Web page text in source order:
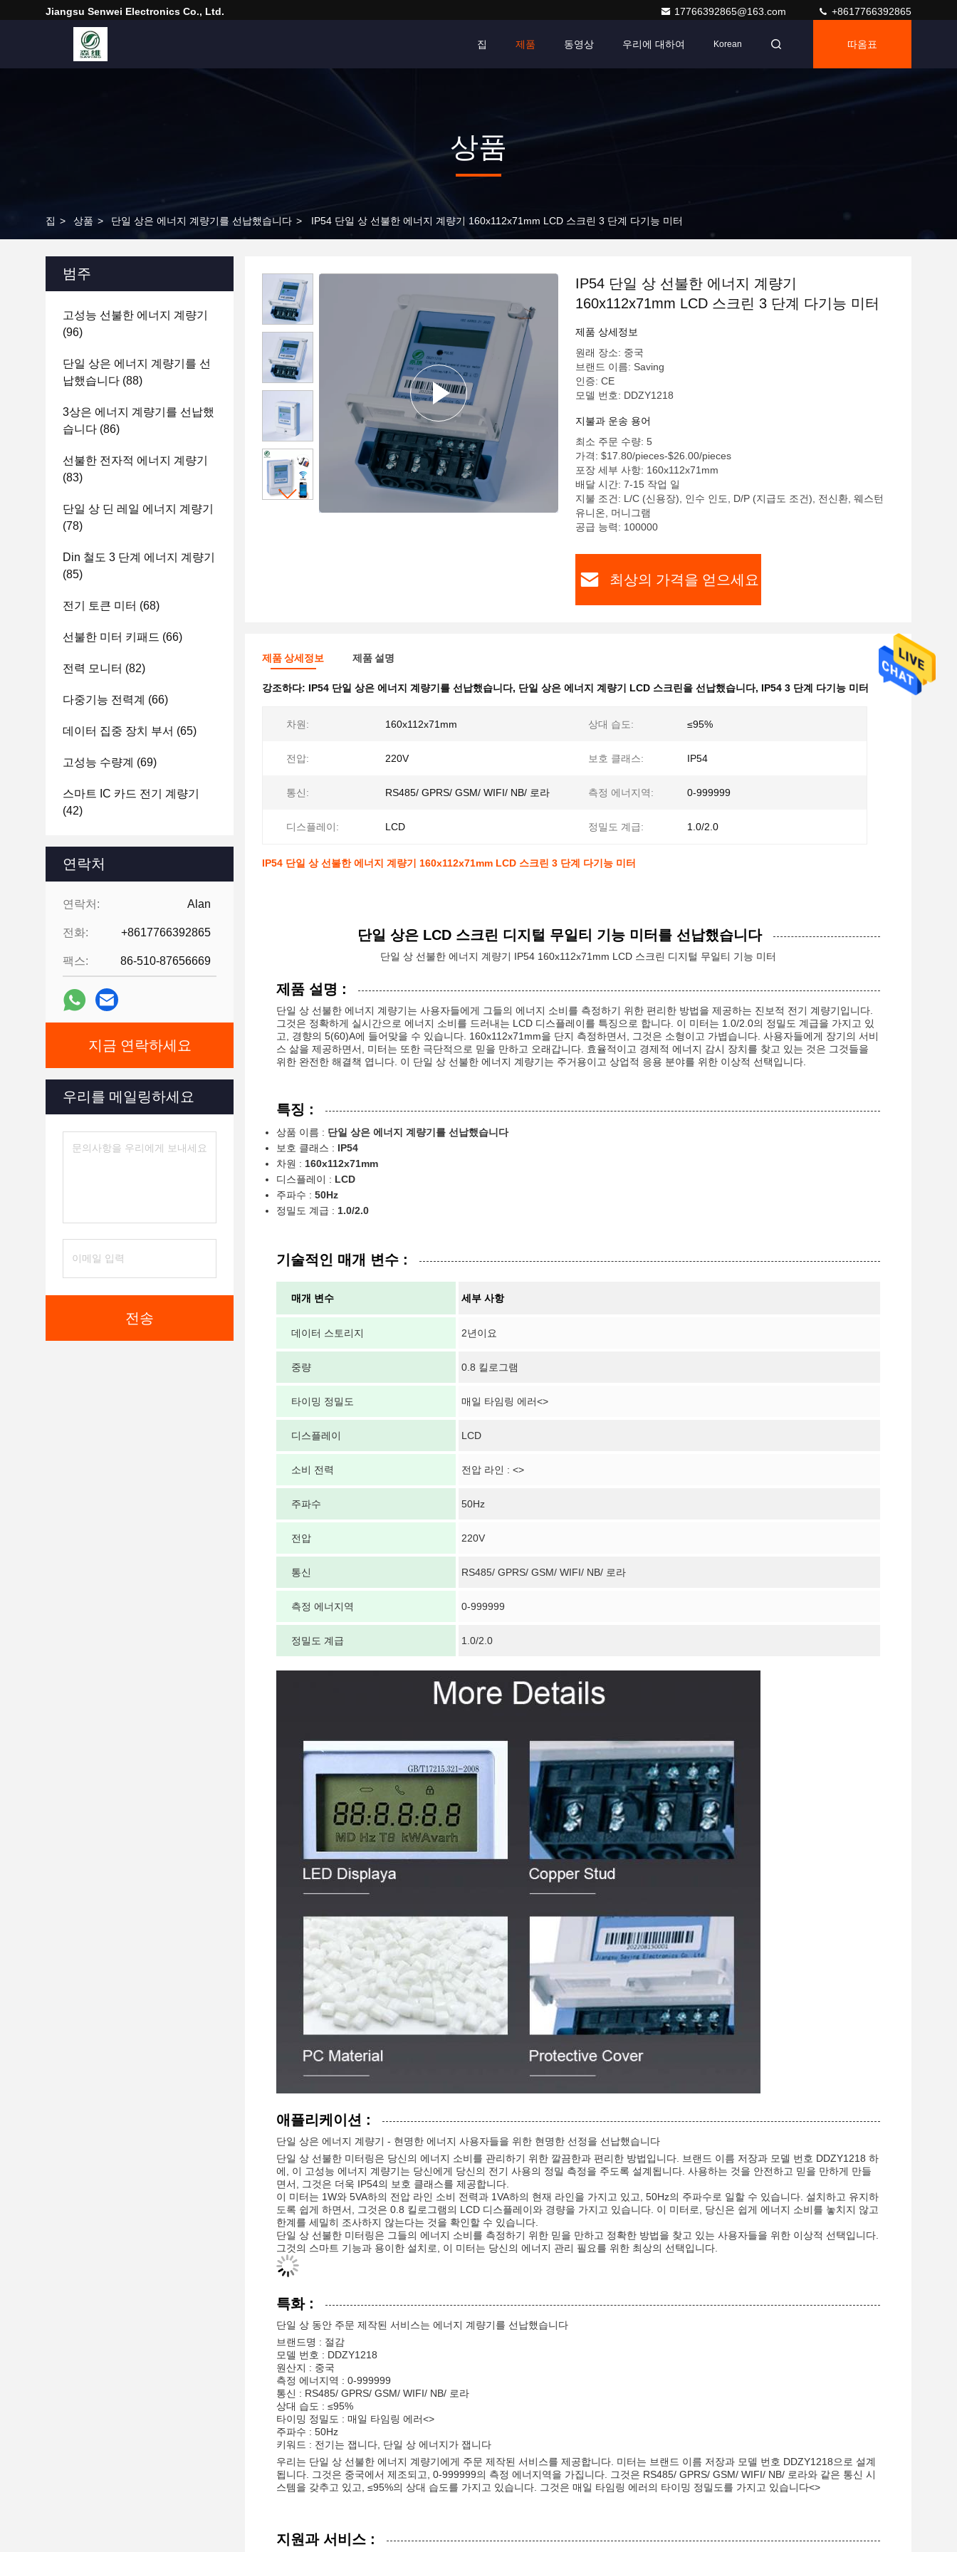
Jiangsu Senwei Electronics Co., Ltd. 17766392865@163.com +8617766392865
집 제품 동영상 우리에 대하여 Korean 따옴표
상품
집 > 상품 > 단일 상은 에너지 계량기를 선납했습니다 > IP54 단일 상 선불한 에너지 계량기 160x112x71mm LCD 스크린 3 단계 다기능 미터
범주
고성능 선불한 에너지 계량기
(96)
단일 상은 에너지 계량기를 선
납했습니다 (88)
3상은 에너지 계량기를 선납했
습니다 (86)
선불한 전자적 에너지 계량기
(83)
단일 상 딘 레일 에너지 계량기
(78)
Din 철도 3 단계 에너지 계량기
(85)
전기 토큰 미터 (68)
선불한 미터 키패드 (66)
전력 모니터 (82)
다중기능 전력계 (66)
데이터 집중 장치 부서 (65)
고성능 수량계 (69)
스마트 IC 카드 전기 계량기
(42)
연락처
연락처: Alan
전화: +8617766392865
팩스: 86-510-87656669
지금 연락하세요
우리를 메일링하세요
전송
IP54 단일 상 선불한 에너지 계량기
160x112x71mm LCD 스크린 3 단계 다기능 미터
제품 상세정보
원래 장소: 중국
브랜드 이름: Saving
인증: CE
모델 번호: DDZY1218
지불과 운송 용어
최소 주문 수량: 5
가격: $17.80/pieces-$26.00/pieces
포장 세부 사항: 160x112x71mm
배달 시간: 7-15 작업 일
지불 조건: L/C (신용장), 인수 인도, D/P (지급도 조건), 전신환, 웨스턴
유니온, 머니그램
공급 능력: 100000
최상의 가격을 얻으세요
제품 상세정보 제품 설명
강조하다: IP54 단일 상은 에너지 계량기를 선납했습니다, 단일 상은 에너지 계량기 LCD 스크린을 선납했습니다, IP54 3 단계 다기능 미터
차원: 160x112x71mm 상대 습도: ≤95%
전압: 220V 보호 클래스: IP54
통신: RS485/ GPRS/ GSM/ WIFI/ NB/ 로라 측정 에너지역: 0-999999
디스플레이: LCD 정밀도 계급: 1.0/2.0
IP54 단일 상 선불한 에너지 계량기 160x112x71mm LCD 스크린 3 단계 다기능 미터
단일 상은 LCD 스크린 디지털 무일티 기능 미터를 선납했습니다
단일 상 선불한 에너지 계량기 IP54 160x112x71mm LCD 스크린 디지털 무일티 기능 미터
제품 설명 :
단일 상 선불한 에너지 계량기는 사용자들에게 그들의 에너지 소비를 측정하기 위한 편리한 방법을 제공하는 진보적 전기 계량기입니다.
그것은 정확하게 실시간으로 에너지 소비를 드러내는 LCD 디스플레이를 특징으로 합니다. 이 미터는 1.0/2.0의 정밀도 계급을 가지고 있
고, 경향의 5(60)A에 들어맞을 수 있습니다. 160x112x71mm을 단지 측정하면서, 그것은 소형이고 가볍습니다. 사용자들에게 장기의 서비
스 삶을 제공하면서, 미터는 또한 극단적으로 믿을 만하고 오래갑니다. 효율적이고 경제적 에너지 감시 장치를 찾고 있는 것은 그것들을
위한 완전한 해결책 엽니다. 이 단일 상 선불한 에너지 계량기는 주거용이고 상업적 응용 분야를 위한 이상적 선택입니다.
특징 :
상품 이름 : 단일 상은 에너지 계량기를 선납했습니다
보호 클래스 : IP54
차원 : 160x112x71mm
디스플레이 : LCD
주파수 : 50Hz
정밀도 계급 : 1.0/2.0
기술적인 매개 변수 :
매개 변수 세부 사항
데이터 스토리지 2년이요
중량 0.8 킬로그램
타이밍 정밀도 매일 타임링 에러<>
디스플레이 LCD
소비 전력 전압 라인 : <>
주파수 50Hz
전압 220V
통신 RS485/ GPRS/ GSM/ WIFI/ NB/ 로라
측정 에너지역 0-999999
정밀도 계급 1.0/2.0
애플리케이션 :
단일 상은 에너지 계량기 - 현명한 에너지 사용자들을 위한 현명한 선정을 선납했습니다
단일 상 선불한 미터링은 당신의 에너지 소비를 관리하기 위한 깔끔한과 편리한 방법입니다. 브랜드 이름 저장과 모델 번호 DDZY1218 하
에, 이 고성능 에너지 계량기는 당신에게 당신의 전기 사용의 정밀 측정을 주도록 설계됩니다. 사용하는 것을 안전하고 믿을 만하게 만들
면서, 그것은 더욱 IP54의 보호 클래스를 제공합니다.
이 미터는 1W와 5VA하의 전압 라인 소비 전력과 1VA하의 현재 라인을 가지고 있고, 50Hz의 주파수로 일할 수 있습니다. 설치하고 유지하
도록 쉽게 하면서, 그것은 0.8 킬로그램의 LCD 디스플레이와 경량을 가지고 있습니다. 이 미터로, 당신은 쉽게 에너지 소비를 놓치지 않고
한계를 세밀히 조사하지 않는다는 것을 확인할 수 있습니다.
단일 상 선불한 미터링은 그들의 에너지 소비를 측정하기 위한 믿을 만하고 정확한 방법을 찾고 있는 사용자들을 위한 이상적 선택입니다.
그것의 스마트 기능과 용이한 설치로, 이 미터는 당신의 에너지 관리 필요를 위한 최상의 선택입니다.
특화 :
단일 상 동안 주문 제작된 서비스는 에너지 계량기를 선납했습니다
브랜드명 : 절감
모델 번호 : DDZY1218
원산지 : 중국
측정 에너지역 : 0-999999
통신 : RS485/ GPRS/ GSM/ WIFI/ NB/ 로라
상대 습도 : ≤95%
타이밍 정밀도 : 매일 타임링 에러<>
주파수 : 50Hz
키워드 : 전기는 잽니다, 단일 상 에너지가 잽니다
우리는 단일 상 선불한 에너지 계량기에게 주문 제작된 서비스를 제공합니다. 미터는 브랜드 이름 저장과 모델 번호 DDZY1218으로 설계
됩니다. 그것은 중국에서 제조되고, 0-999999의 측정 에너지역을 가집니다. 그것은 RS485/ GPRS/ GSM/ WIFI/ NB/ 로라와 같은 통신 시
스템을 갖추고 있고, ≤95%의 상대 습도를 가지고 있습니다. 그것은 매일 타임링 에러의 타이밍 정밀도를 가지고 있습니다<>
지원과 서비스 :